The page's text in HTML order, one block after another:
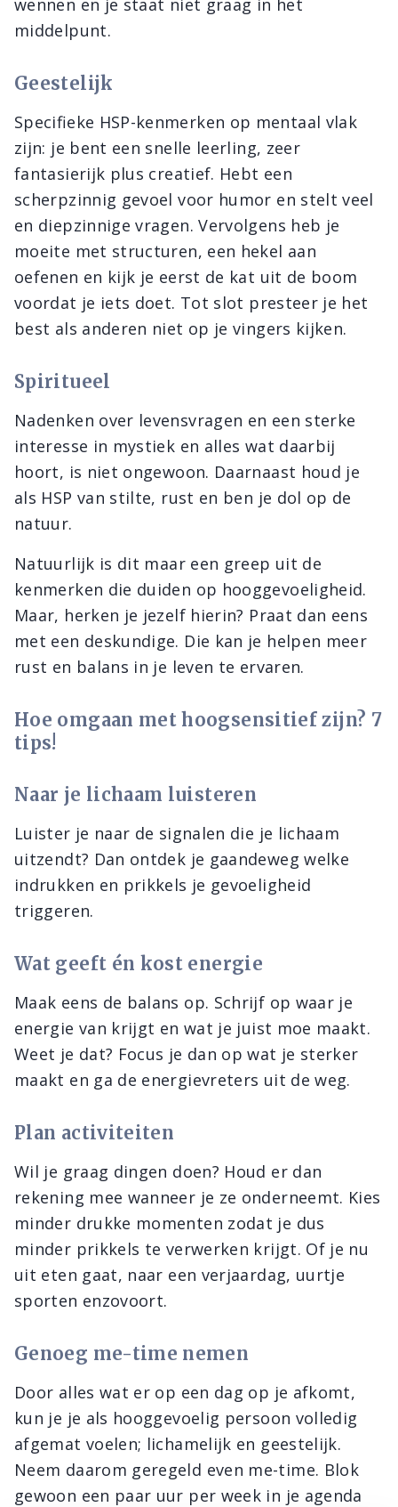
wennen en je staat niet graag in het
middelpunt.
Geestelijk
Specifieke HSP-kenmerken op mentaal vlak
zijn: je bent een snelle leerling, zeer
fantasierijk plus creatief. Hebt een
scherpzinnig gevoel voor humor en stelt veel
en diepzinnige vragen. Vervolgens heb je
moeite met structuren, een hekel aan
oefenen en kijk je eerst de kat uit de boom
voordat je iets doet. Tot slot presteer je het
best als anderen niet op je vingers kijken.
Spiritueel
Nadenken over levensvragen en een sterke
interesse in mystiek en alles wat daarbij
hoort, is niet ongewoon. Daarnaast houd je
als HSP van stilte, rust en ben je dol op de
natuur.
Natuurlijk is dit maar een greep uit de
kenmerken die duiden op hooggevoeligheid.
Maar, herken je jezelf hierin? Praat dan eens
met een deskundige. Die kan je helpen meer
rust en balans in je leven te ervaren.
Hoe omgaan met hoogsensitief zijn? 7
tips!
Naar je lichaam luisteren
Luister je naar de signalen die je lichaam
uitzendt? Dan ontdek je gaandeweg welke
indrukken en prikkels je gevoeligheid
triggeren.
Wat geeft én kost energie
Maak eens de balans op. Schrijf op waar je
energie van krijgt en wat je juist moe maakt.
Weet je dat? Focus je dan op wat je sterker
maakt en ga de energievreters uit de weg.
Plan activiteiten
Wil je graag dingen doen? Houd er dan
rekening mee wanneer je ze onderneemt. Kies
minder drukke momenten zodat je dus
minder prikkels te verwerken krijgt. Of je nu
uit eten gaat, naar een verjaardag, uurtje
sporten enzovoort.
Genoeg me-time nemen
Door alles wat er op een dag op je afkomt,
kun je je als hooggevoelig persoon volledig
afgemat voelen; lichamelijk en geestelijk.
Neem daarom geregeld even me-time. Blok
gewoon een paar uur per week in je agenda